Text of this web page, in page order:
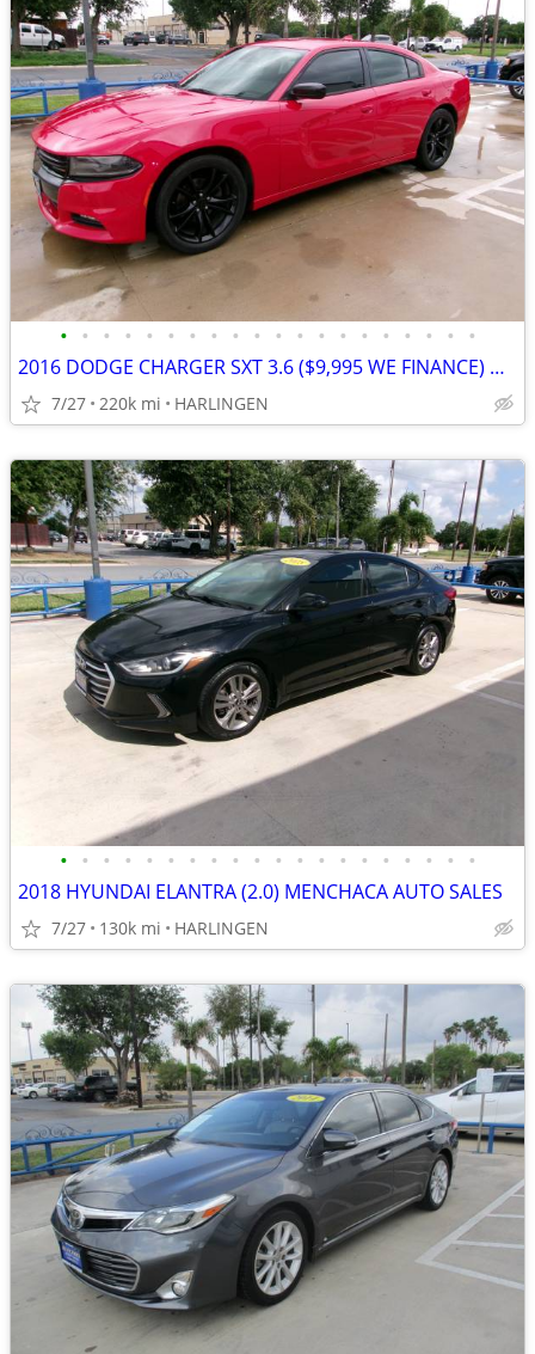
• • • • • • • • • • • • • • • • • • • •
2016 DODGE CHARGER SXT 3.6 ($9,995 WE FINANCE) MENCHACA AUTO SALES
7/27 220k mi HARLINGEN
• • • • • • • • • • • • • • • • • • • •
2018 HYUNDAI ELANTRA (2.0) MENCHACA AUTO SALES
7/27 130k mi HARLINGEN